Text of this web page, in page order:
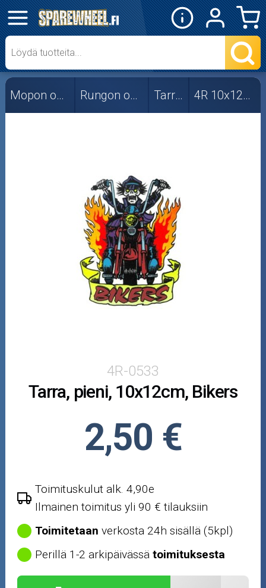
✕
Mopon osat
Skootterin osat
Crossipyörän osat
Moottorikelkan osat
Mopoauton osat
Mönkijän osat
Puutarha ja metsä
Öljyt ja kemikaalit
Outlet-tuotteet
Mopon osat Rungon osat Tarrat 4R 10x12cm
4R-0533
Tarra, pieni, 10x12cm, Bikers
2,50 €
Toimituskulut alk. 4,90e
Ilmainen toimitus yli 90 € tilauksiin
Toimitetaan verkosta 24h sisällä (5kpl)
Perillä 1-2 arkipäivässätoimituksesta